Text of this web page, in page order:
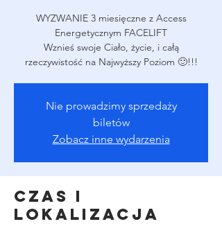
WYZWANIE 3 miesięczne z Access
Energetycznym FACELIFT
Wznieś swoje Ciało, życie, i całą
rzeczywistość na Najwyższy Poziom 🙂!!!
Nie prowadzimy sprzedaży
biletów
Zobacz inne wydarzenia
Czas i
lokalizacja